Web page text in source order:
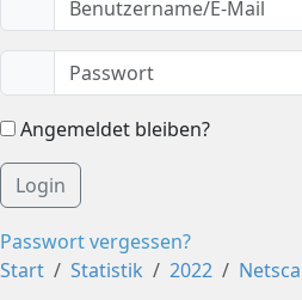
Angemeldet bleiben?
Login
Passwort vergessen?
Start
Statistik 2022